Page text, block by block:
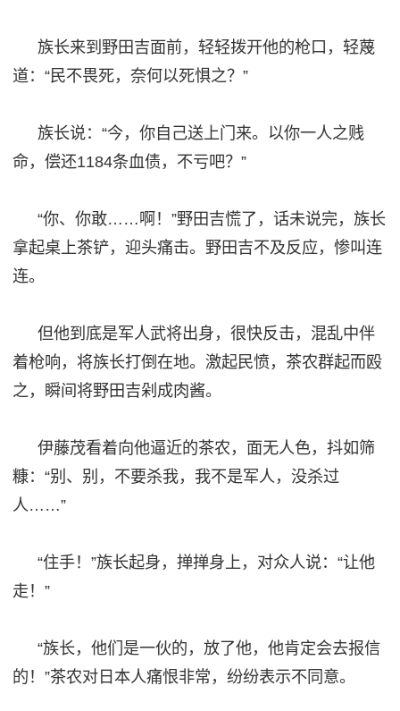
族长来到野田吉面前，轻轻拨开他的枪口，轻蔑
道： “民不畏死，奈何以死惧之？”
族长说： “今，你自己送上门来。以你一人之贱
命，偿还1184条血债，不亏吧？”
“你、你敢……啊！”野田吉慌了，话未说完，族长
拿起桌上茶铲，迎头痛击。野田吉不及反应，惨叫连
连。
但他到底是军人武将出身，很快反击，混乱中伴
着枪响，将族长打倒在地。激起民愤，茶农群起而殴
之，瞬间将野田吉剁成肉酱。
伊藤茂看着向他逼近的茶农，面无人色，抖如筛
糠： “别、别，不要杀我，我不是军人，没杀过
人……”
“住手！”族长起身，掸掸身上，对众人说：“让他
走！”
“族长，他们是一伙的，放了他，他肯定会去报信
的！”茶农对日本人痛恨非常，纷纷表示不同意。